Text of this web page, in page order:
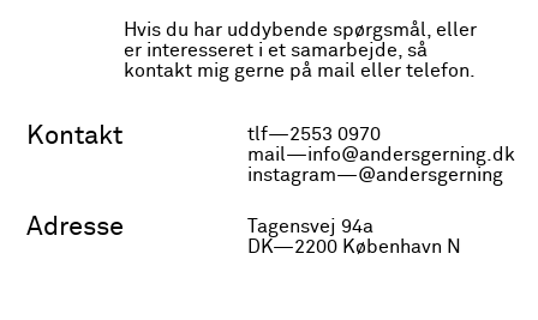
Hvis du har uddybende spørgsmål, eller
er interesseret i et samarbejde, så
kontakt mig gerne på mail eller telefon.
Kontakt
tlf—2553 0970
mail—info@andersgerning.dk
instagram—@andersgerning
Adresse
Tagensvej 94a
DK—2200 København N
Websitet kan besøgesher.
Finn C Peper 2021